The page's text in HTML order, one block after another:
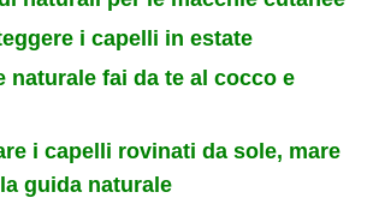
i capelli in estate
naturale fai da te al cocco e
i capelli rovinati da sole, mare
guida naturale